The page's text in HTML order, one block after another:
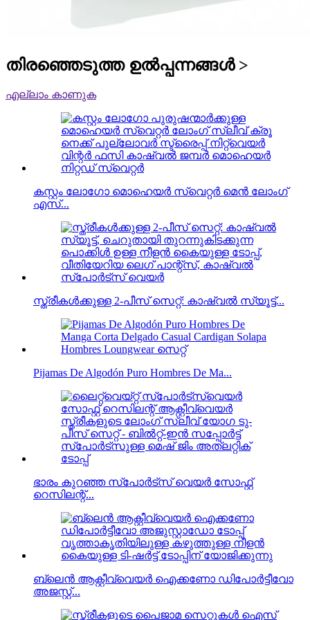
തിരഞ്ഞെടുത്ത ഉൽപ്പന്നങ്ങൾ >
എല്ലാം കാണുക
കസ്റ്റം ലോഗോ മൊഹെയർ സ്വെറ്റർ മെൻ ലോംഗ്
എസ്...
സ്ത്രീകൾക്കുള്ള 2-പീസ് സെറ്റ്: കാഷ്വൽ സ്യൂട്ട്...
Pijamas De Algodón Puro Hombres De Ma...
ഭാരം കുറഞ്ഞ സ്‌പോർട്‌സ് വെയർ സോഫ്റ്റ്
റെസിലന്റ്...
ബ്ലെൻ ആക്റ്റീവ്വെയർ ഐക്കണോ ഡിപോർട്ടീവോ
അജസ്റ്റ്...